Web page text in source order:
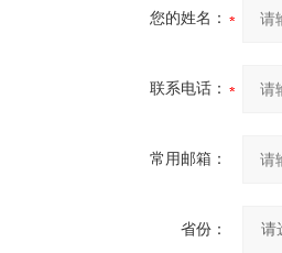
您的姓名：
联系电话：
常用邮箱：
省份：